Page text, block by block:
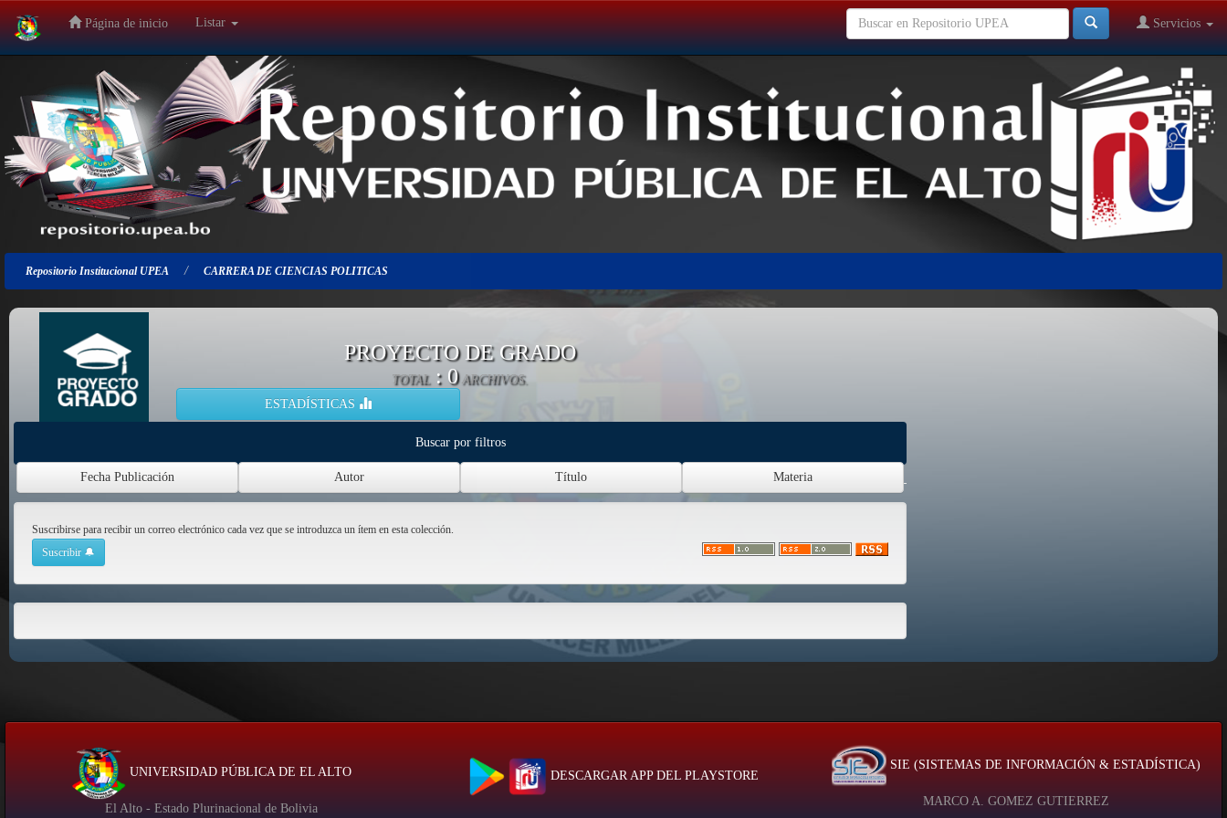
Salir
navegación
Página de inicio Listar Servicios
Repositorio Institucional UPEA CARRERA DE CIENCIAS POLITICAS
PROYECTO DE GRADO
TOTAL : 0ARCHIVOS.
ESTADÍSTICAS
Buscar por filtros
Suscribirse para recibir un correo electrónico cada vez que se introduzca un ítem en esta colección.
UNIVERSIDAD PÚBLICA DE EL ALTO
El Alto - Estado Plurinacional de Bolivia
DESCARGAR APP DEL PLAYSTORE
SIE (SISTEMAS DE INFORMACIÓN & ESTADÍSTICA)
MARCO A. GOMEZ GUTIERREZ